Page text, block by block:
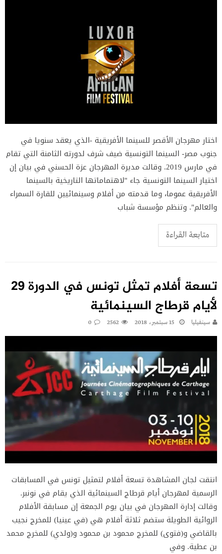
اختار مهرجان الأقصر للسينما الأفريقية -الذي يعقد سنويا في
جنوب مصر- السينما التونسية ضيف شرف لدورته الثامنة التي تقام
في مارس 2019. وقالت مديرة المهرجان عزة الحسني في بيان إن
اختيار السينما التونسية جاء "لاهتماماتها التاريخية بالسينما
الأفريقية عموما، وما قدمته من أفلام وسينمائيين للقارة السمراء
والعالم". وتنظم مؤسسة شباب
متابعة القراءة
تسعة أفلام تمثل تونس في الدورة 29
لأيام قرطاج السينمائية
سينفيليا 15 سبتمبر، 2018 2562
0
انتقت لجان المشاهدة تسعة أفلام لتمثيل تونس في المسابقات
الرسمية لمهرجان أيام قرطاج السينمائية الذي يقام في نونبر.
وقالت إدارة المهرجان في بيان يوم الجمعة إن مسابقة الأفلام
الروائية الطويلة ستضم ثلاثة أفلام هي (في عينيا) للمخرج نجيب
بالقاضي و(فتوى) للمخرج محمود بن محمود و(ولدي) للمخرج محمد
بن عطية. وفي